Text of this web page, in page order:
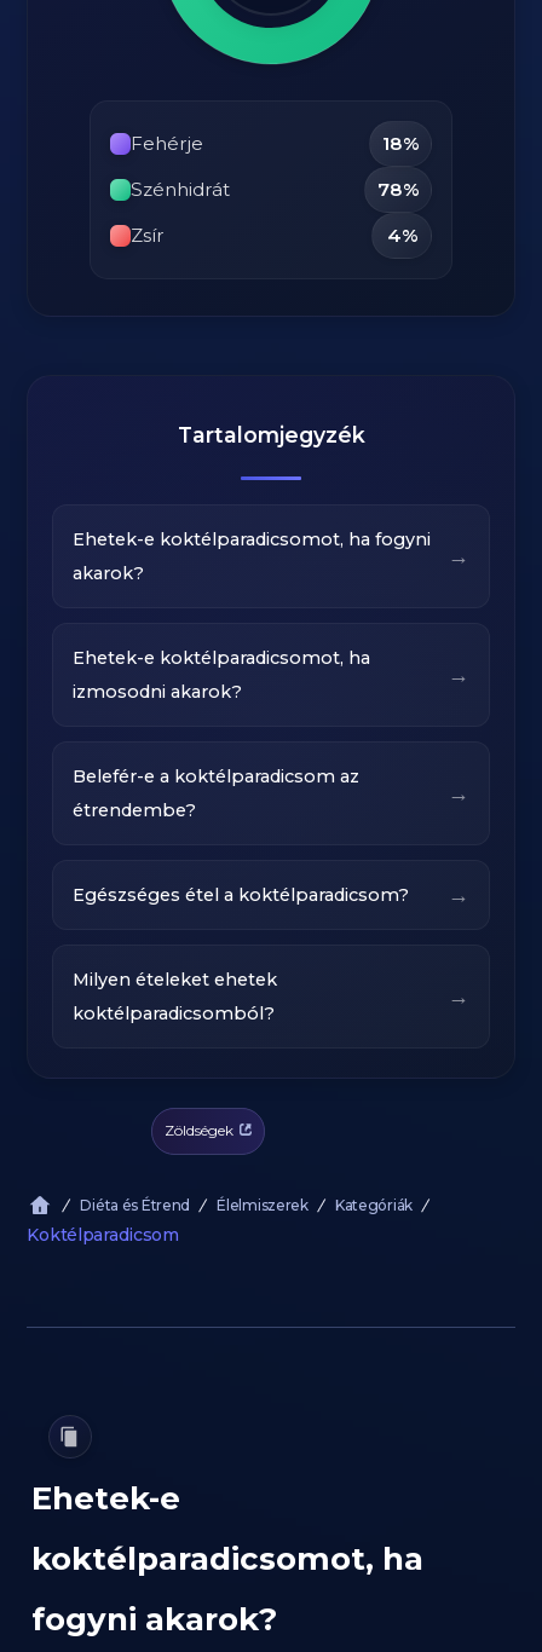
Fehérje
18%
Szénhidrát
78%
Zsír
4%
Tartalomjegyzék
Ehetek-e koktélparadicsomot, ha fogyni
akarok?
→
Ehetek-e koktélparadicsomot, ha
izmosodni akarok?
→
Belefér-e a koktélparadicsom az
étrendembe?
→
Egészséges étel a koktélparadicsom? →
Milyen ételeket ehetek
koktélparadicsomból?
→
Zöldségek
Diéta és Étrend Élelmiszerek Kategóriák
Koktélparadicsom
Ehetek-e
koktélparadicsomot, ha
fogyni akarok?